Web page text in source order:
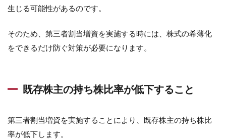
生じる可能性があるのです。
そのため、第三者割当増資を実施する時には、株式の希薄化
をできるだけ防ぐ対策が必要になります。
既存株主の持ち株比率が低下すること
第三者割当増資を実施することにより、既存株主の持ち株比
率が低下します。